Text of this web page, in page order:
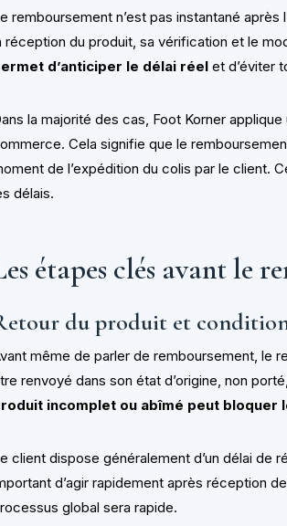
remboursement n’est pas instantané
réception du produit, sa vérification et le
d’anticiper le délai réel et d’éviter
la majorité des cas, Foot Korner
Cela signifie que le
de l’expédition du colis par le client.
délais.
étapes clés avant le
du produit et
même de parler de remboursement, le
renvoyé dans son état d’origine, non
incomplet ou abîmé peut bloquer
client dispose généralement d’un délai de
d’agir rapidement après réception
global sera rapide.